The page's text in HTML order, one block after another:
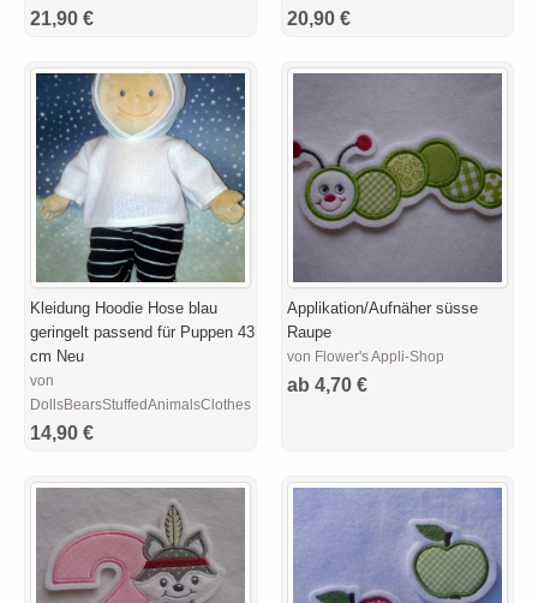
21,90 € 20,90 €
Kleidung Hoodie Hose blau
geringelt passend für Puppen 43
cm Neu
von
DollsBearsStuffedAnimalsClothesDesigns
14,90 €
Applikation/Aufnäher süsse
Raupe
von Flower's Appli-Shop
ab 4,70 €